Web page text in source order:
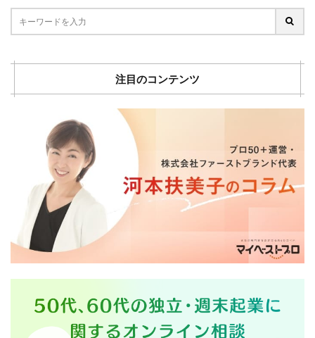
注目のコンテンツ